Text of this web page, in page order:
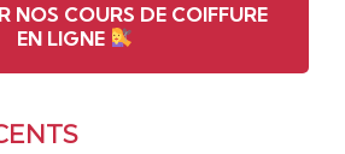
NOS COURS DE COIFFURE
EN LIGNE